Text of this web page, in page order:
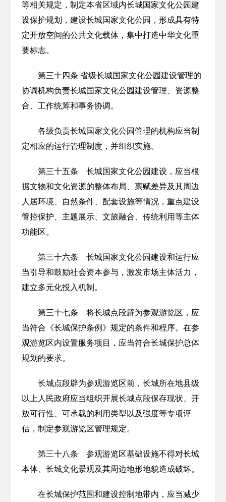
等相关规定，制定本省区域内长城国家文化公园建
设保护规划，建设长城国家文化公园，形成具有特
定开放空间的公共文化载体，集中打造中华文化重
要标志。
第三十四条 省级长城国家文化公园建设管理的
协调机构负责长城国家文化公园建设管理、资源整
合、工作统筹和事务协调。
各级负责长城国家文化公园管理的机构应当制
定相应的运行管理制度，并组织实施。
第三十五条 长城国家文化公园建设，应当根
据文物和文化资源的整体布局、禀赋差异及其周边
人居环境、自然条件、配套设施等情况，重点建设
管控保护、主题展示、文旅融合、传统利用等主体
功能区。
第三十六条 长城国家文化公园建设和运行应
当引导和鼓励社会资本参与，激发市场主体活力，
建立多元化投入机制。
第三十七条 将长城点段辟为参观游览区，应
当符合《长城保护条例》规定的条件和程序。在参
观游览区内设置服务项目，应当符合长城保护总体
规划的要求。
长城点段辟为参观游览区前，长城所在地县级
以上人民政府应当组织开展长城点段保存现状、开
放可行性、可承载的利用类型以及强度等专项评
估，制定参观游览区管理规定。
第三十八条 参观游览区基础设施不得对长城
本体、长城文化景观及其周边地形地貌造成破坏。
在长城保护范围和建设控制地带内，应当减少